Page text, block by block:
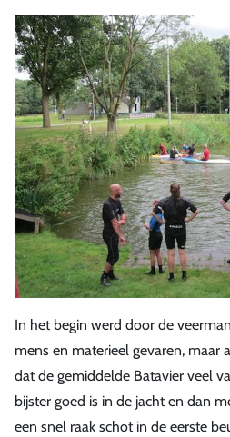
In het begin werd door de
mens en materieel gevaren, maar
dat de gemiddelde Batavier veel
bijster goed is in de jacht en dan
een snel raak schot in de eerste